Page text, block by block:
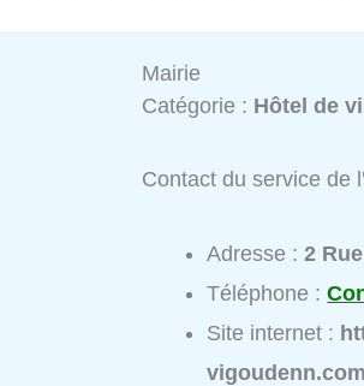
Mairie
Catégorie : Hôtel de
Contact du service de
Adresse :2
Téléphone :
Site internet :